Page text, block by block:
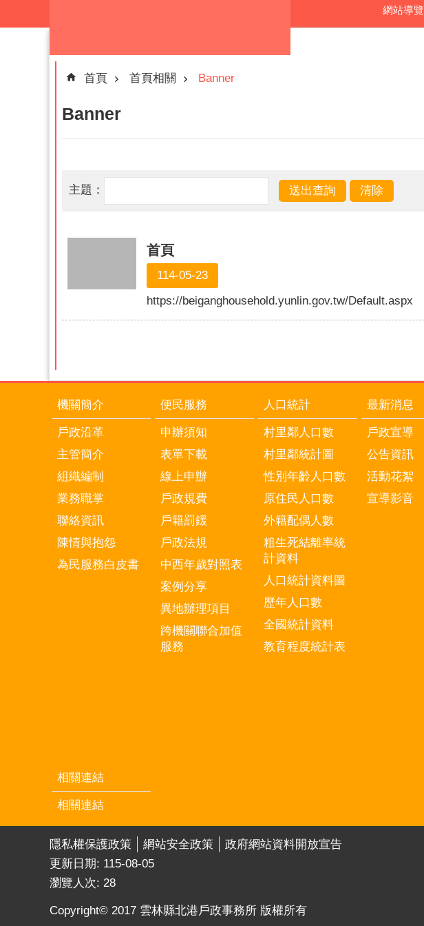
網站導覽
首頁 首頁相關 Banner
Banner
主題：
首頁
114-05-23
https://beiganghousehold.yunlin.gov.tw/Default.aspx
機關簡介
戶政沿革
主管簡介
組織編制
業務職掌
聯絡資訊
陳情與抱怨
為民服務白皮書
便民服務
申辦須知
表單下載
線上申辦
戶政規費
戶籍罰鍰
戶政法規
中西年歲對照表
案例分享
異地辦理項目
跨機關聯合加值
服務
人口統計
村里鄰人口數
村里鄰統計圖
性別年齡人口數
原住民人口數
外籍配偶人數
粗生死結離率統
計資料
人口統計資料圖
歷年人口數
全國統計資料
教育程度統計表
最新消息
戶政宣導
公告資訊
活動花絮
宣導影音
相關連結
相關連結
隱私權保護政策 網站安全政策
政府網站資料開放宣告
更新日期: 115-08-05
瀏覽人次: 28
Copyright© 2017 雲林縣北港戶政事務所 版權所有